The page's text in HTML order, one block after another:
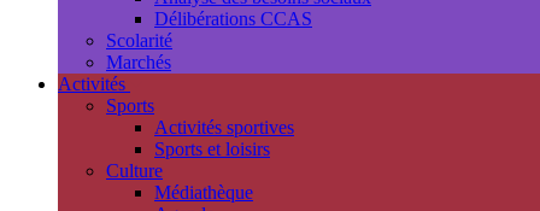
Délibérations CCAS
Scolarité
Marchés
Activités
Sports
Activités sportives
Sports et loisirs
Culture
Médiathèque